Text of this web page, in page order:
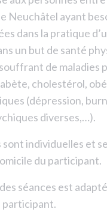
Neuchâtel ayant
dans la pratique
un but de santé
de maladies
cholestérol,
(dépression,
diverses,…).
sont individuelles et
du participant.
séances est
participant.